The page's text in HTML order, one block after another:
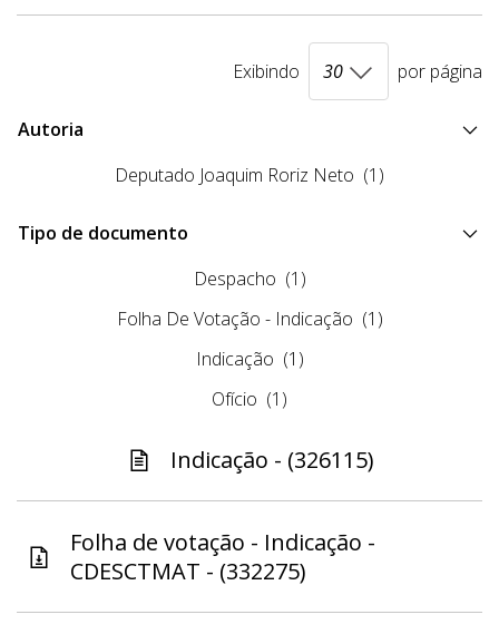
Exibindo por página
Autoria
Deputado Joaquim Roriz Neto (1)
Tipo de documento
Despacho (1)
Folha De Votação - Indicação (1)
Indicação (1)
Ofício (1)
Indicação - (326115)
Folha de votação - Indicação -
CDESCTMAT - (332275)